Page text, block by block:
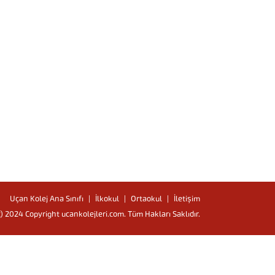
Uçan Kolej Ana Sınıfı İlkokul Ortaokul
İletişim
2024 Copyright ucankolejleri.com. Tüm Hakları Saklıdır.